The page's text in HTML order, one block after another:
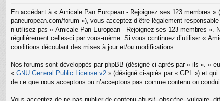
En accédant à « Amicale Pan European - Rejoignez ses 123 membres
paneuropean.com/forum »), vous acceptez d’être légalement
n’utilisez pas « Amicale Pan European - Rejoignez ses 123 membres
régulièrement celles-ci par vous-même. Si vous continuez d’utiliser «
conditions découlant des mises à jour et/ou modifications.
Nos forums sont développés par phpBB (désigné ci-après par « ils », «
« GNU General Public License v2 » (désigné ci-après par « GPL ») et
de ce que nous acceptons ou n’acceptons pas comme contenu ou
Vous acceptez de ne pas publier de contenu abusif, obscène, vulgaire,